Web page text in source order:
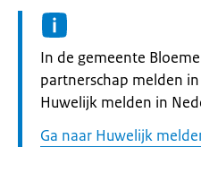
Informatie:
In de gemeente
partnerschap melden
Huwelijk melden in
Ga naar Huwelijk